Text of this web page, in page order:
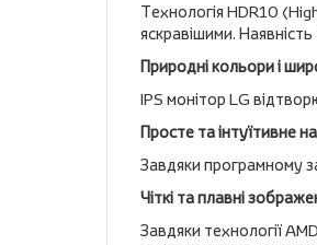
Технологія HDR10
яскравішими.
Природні кольори і
IPS монітор LG
Просте та інтуїтивне
Завдяки програмному
Чіткі та плавні
Завдяки технології